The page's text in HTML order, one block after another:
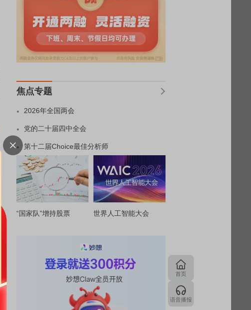
焦点专题
2026年全国两会
党的二十届四中全会
第十二届Choice最佳分析师
“国家队”增持股票 世界人工智能大会
首页
语音播报